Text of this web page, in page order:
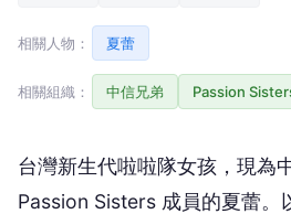
相關人物： 夏蕾
相關組織： 中信兄弟 Passion
台灣新生代啦啦隊女孩，現為
Passion Sisters 成員的夏蕾。